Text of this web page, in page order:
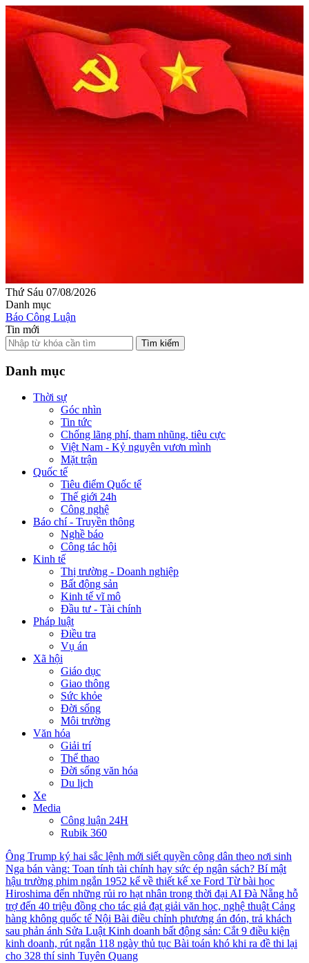
Thứ Sáu 07/08/2026
Danh mục
Báo Công Luận
Tin mới
Tìm kiếm
Danh mục
Thời sự
Góc nhìn
Tin tức
Chống lãng phí, tham nhũng, tiêu cực
Việt Nam - Kỷ nguyên vươn mình
Mặt trận
Quốc tế
Tiêu điểm Quốc tế
Thế giới 24h
Công nghệ
Báo chí - Truyền thông
Nghề báo
Công tác hội
Kinh tế
Thị trường - Doanh nghiệp
Bất động sản
Kinh tế vĩ mô
Đầu tư - Tài chính
Pháp luật
Điều tra
Vụ án
Xã hội
Giáo dục
Giao thông
Sức khỏe
Đời sống
Môi trường
Văn hóa
Giải trí
Thể thao
Đời sống văn hóa
Du lịch
Xe
Media
Công luận 24H
Rubik 360
Ông Trump ký hai sắc lệnh mới siết quyền công dân theo nơi sinh
Nga bán vàng: Toan tính tài chính hay sức ép ngân sách? Bí mật
hậu trường phim ngắn 1952 kể về thiết kế xe Ford Từ bài học
Hiroshima đến những rủi ro hạt nhân trong thời đại AI Đà Nẵng hỗ
trợ đến 40 triệu đồng cho tác giả đạt giải văn học, nghệ thuậtCảng
hàng không quốc tế Nội Bài điều chỉnh phương án đón, trả khách
sau phản ánh Sửa Luật Kinh doanh bất động sản: Cắt 9 điều kiện
kinh doanh, rút ngắn 118 ngày thủ tục Bài toán khó khi ra đề thi lại
cho 328 thí sinh Tuyên Quang